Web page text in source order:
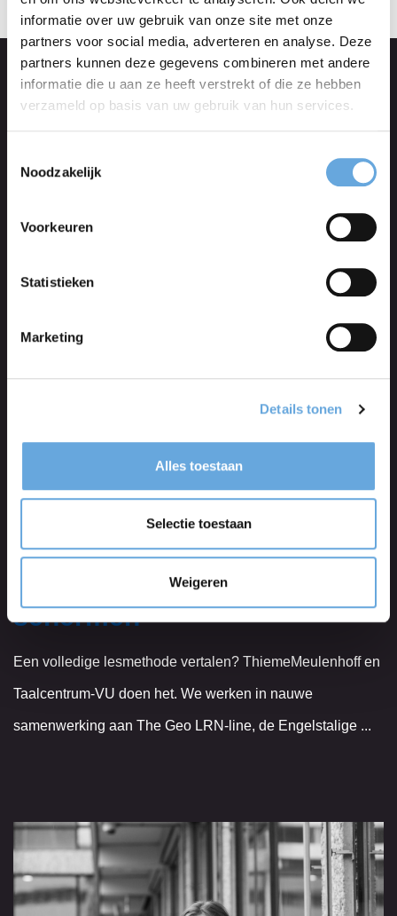
informatie over uw gebruik van onze site met onze
partners voor social media, adverteren en analyse. Deze
partners kunnen deze gegevens combineren met andere
informatie die u aan ze heeft verstrekt of die ze hebben
verzameld op basis van uw gebruik van hun services.
Noodzakelijk
Voorkeuren
Statistieken
Marketing
Details tonen
Alles toestaan
Selectie toestaan
Weigeren
Ook interessant
17100-gecertificeerd
Taalcentrum-VU is opnieuw ISO 17100-gecertificeerd.
eisen voor kwaliteit, vertaalprocessen en rev...
De onschatbare waarde van
een tweede lezer
je echt vastzat, om de volgende dag bijna achteloos de
ontbrekende antwoorden in te vullen?
Vertalen voor
ThiemeMeulenhoff: achter de
schermen
Een volledige lesmethode vertalen? ThiemeMeulenhoff en
Taalcentrum-VU doen het. We werken in nauwe
samenwerking aan The Geo LRN-line, de Engelstalige ...